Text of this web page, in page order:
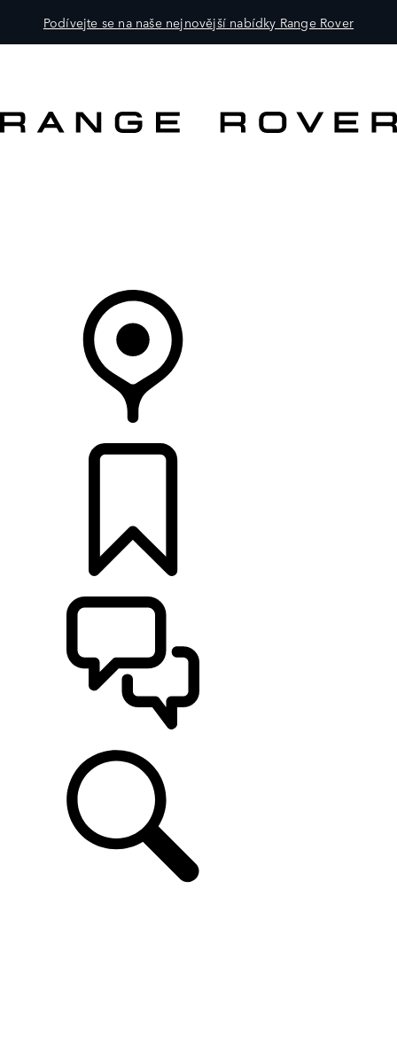
Podívejte se na naše nejnovější nabídky Range Rover